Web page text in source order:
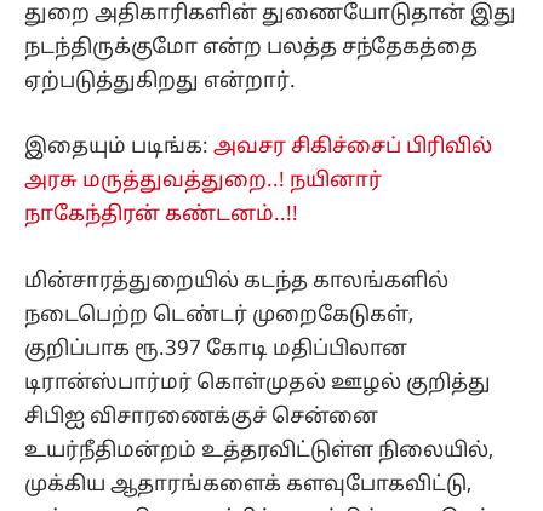
துறை அதிகாரிகளின் துணையோடுதான் இது
நடந்திருக்குமோ என்ற பலத்த சந்தேகத்தை
ஏற்படுத்துகிறது என்றார்.
இதையும் படிங்க: அவசர சிகிச்சைப் பிரிவில்
அரசு மருத்துவத்துறை..! நயினார்
நாகேந்திரன் கண்டனம்..!!
மின்சாரத்துறையில் கடந்த காலங்களில்
நடைபெற்ற டெண்டர் முறைகேடுகள்,
குறிப்பாக ரூ.397 கோடி மதிப்பிலான
டிரான்ஸ்பார்மர் கொள்முதல் ஊழல் குறித்து
சிபிஐ விசாரணைக்குச் சென்னை
உயர்நீதிமன்றம் உத்தரவிட்டுள்ள நிலையில்,
முக்கிய ஆதாரங்களைக் களவுபோகவிட்டு,